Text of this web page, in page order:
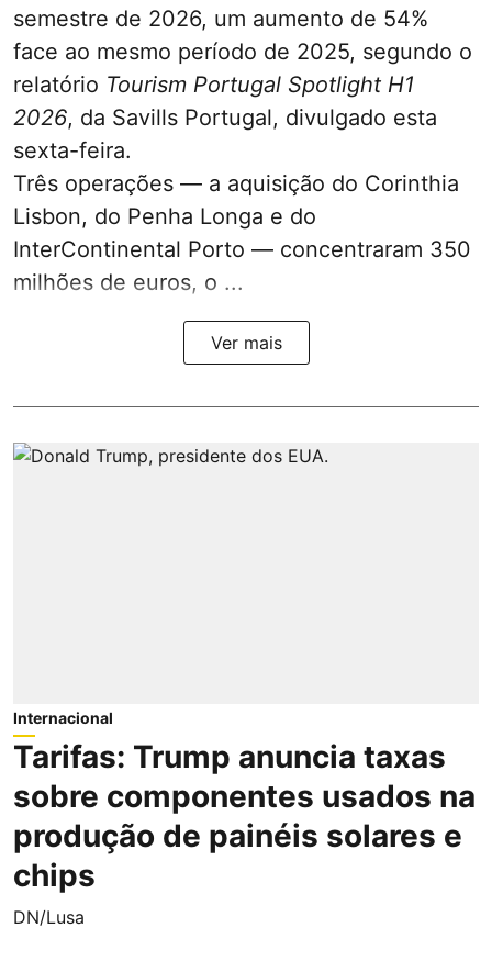
semestre de 2026, um aumento de 54%
face ao mesmo período de 2025, segundo o
relatório Tourism Portugal Spotlight H1
2026, da Savills Portugal, divulgado esta
sexta-feira.
Três operações — a aquisição do Corinthia
Lisbon, do Penha Longa e do
InterContinental Porto — concentraram 350
milhões de euros, o ...
Ver mais
Internacional
Tarifas: Trump anuncia taxas
sobre componentes usados na
produção de painéis solares e
chips
DN/Lusa